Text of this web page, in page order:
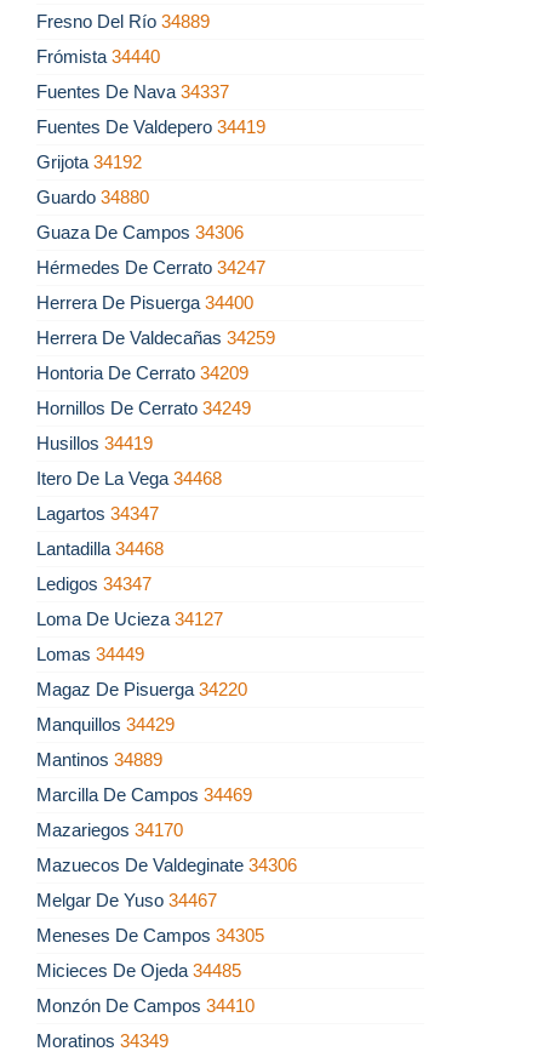
Fresno Del Río 34889
Frómista 34440
Fuentes De Nava 34337
Fuentes De Valdepero 34419
Grijota 34192
Guardo 34880
Guaza De Campos 34306
Hérmedes De Cerrato 34247
Herrera De Pisuerga 34400
Herrera De Valdecañas 34259
Hontoria De Cerrato 34209
Hornillos De Cerrato 34249
Husillos 34419
Itero De La Vega 34468
Lagartos 34347
Lantadilla 34468
Ledigos 34347
Loma De Ucieza 34127
Lomas 34449
Magaz De Pisuerga 34220
Manquillos 34429
Mantinos 34889
Marcilla De Campos 34469
Mazariegos 34170
Mazuecos De Valdeginate 34306
Melgar De Yuso 34467
Meneses De Campos 34305
Micieces De Ojeda 34485
Monzón De Campos 34410
Moratinos 34349